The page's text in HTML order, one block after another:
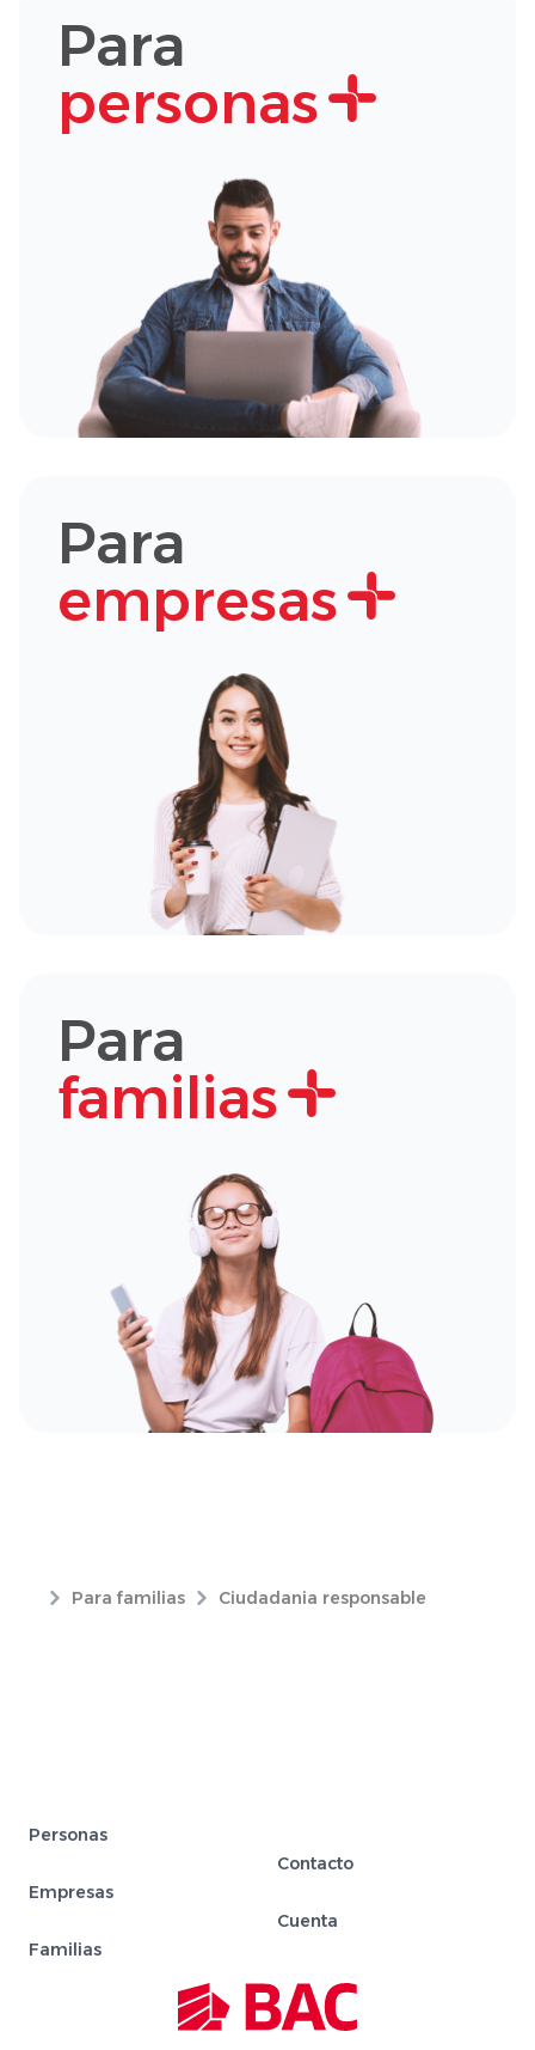
Para
personas
Para
empresas
Para
familias
Para familias Ciudadania responsable
Personas
Empresas
Familias
Contacto
Cuenta